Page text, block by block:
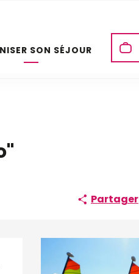
SON SÉJOUR
Partager